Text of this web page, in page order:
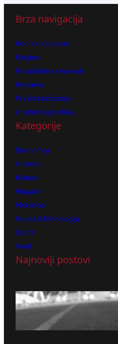
Brza navigacija
Kontaktirajte nas
Karijera
Pretplatite se na vesti
Reklama
Pravila korišćenja
Urednička politika
Kategorije
Ekonomija
Hronika
Kultura
Magazin
Medicina
Nauka & Tehnologija
Sport
Vesti
Najnoviji postovi